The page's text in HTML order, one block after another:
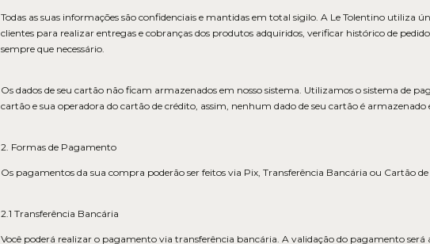
Todas as suas informações são confidenciais e mantidas em total sigilo. A Le Tolentino utiliza
clientes para realizar entregas e cobranças dos produtos adquiridos, verificar histórico de
sempre que necessário.
Os dados de seu cartão não ficam armazenados em nosso sistema. Utilizamos o sistema de
cartão e sua operadora do cartão de crédito, assim, nenhum dado de seu cartão é armazenado
2. Formas de Pagamento
Os pagamentos da sua compra poderão ser feitos via Pix, Transferência Bancária ou Cartão de
2.1 Transferência Bancária
Você poderá realizar o pagamento via transferência bancária. A validação do pagamento